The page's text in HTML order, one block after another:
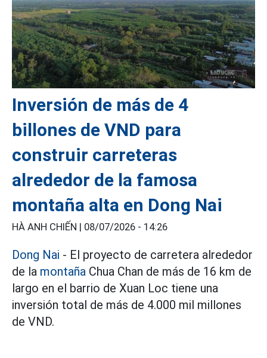
Inversión de más de 4
billones de VND para
construir carreteras
alrededor de la famosa
montaña alta en Dong Nai
HÀ ANH CHIẾN | 08/07/2026 - 14:26
Dong Nai - El proyecto de carretera alrededor
de la montaña Chua Chan de más de 16 km de
largo en el barrio de Xuan Loc tiene una
inversión total de más de 4.000 mil millones
de VND.